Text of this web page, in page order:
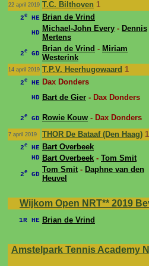
22 april 2019 T.C. Bilthoven 1
2e HE Brian de Vrind
HD Michael-John Every - Dennis
Mertens
2e GD
Brian de Vrind - Miriam
Westerink
14 april 2019 T.P.V. Heerhugowaard 1
2e HE Dax Donders
HD Bart de Gier - Dax Donders
2e GD Rowie Kouw - Dax Donders
7 april 2019 THOR De Bataaf (Den Haag) 1
2e HE Bart Overbeek
HD Bart Overbeek - Tom Smit
2e GD
Tom Smit- Daphne van den
Heuvel
Wijkom Open NRT** 2019
1R HE Brian de Vrind
Amstelpark Tennis Academy